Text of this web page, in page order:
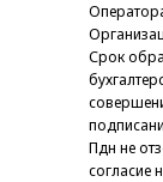
Срок
Пдн не
согласие